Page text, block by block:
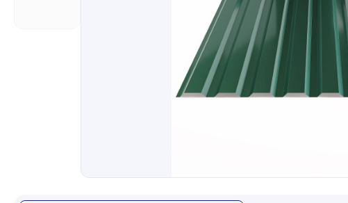
Профили для гипсокартона